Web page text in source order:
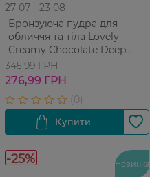
27 07 - 23 08
Бронзуюча пудра для
обличчя та тіла Lovely
Creamy Chocolate Deep
Matte Face Bronzer
шоколадно-матовий 9 г
345,99 ГРН
276,99 ГРН
-25% Новинка